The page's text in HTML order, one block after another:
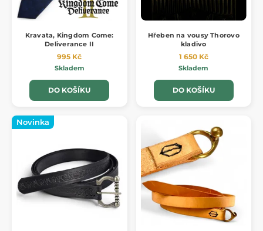
Kravata, Kingdom Come:
Deliverance II
995 Kč
Skladem
DO KOŠÍKU
Hřeben na vousy Thorovo
kladivo
1 650 Kč
Skladem
DO KOŠÍKU
Novinka